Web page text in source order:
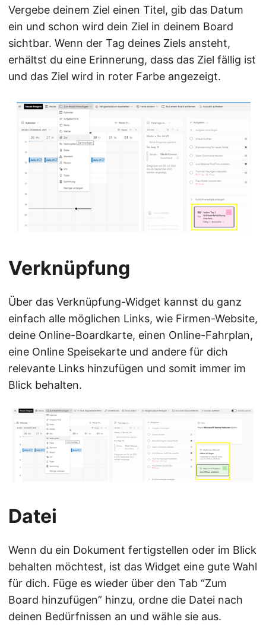
Vergebe deinem Ziel einen Titel, gib das Datum
ein und schon wird dein Ziel in deinem Board
sichtbar. Wenn der Tag deines Ziels ansteht,
erhältst du eine Erinnerung, dass das Ziel fällig ist
und das Ziel wird in roter Farbe angezeigt.
Verknüpfung
Über das Verknüpfung-Widget kannst du ganz
einfach alle möglichen Links, wie Firmen-Website,
deine Online-Boardkarte, einen Online-Fahrplan,
eine Online Speisekarte und andere für dich
relevante Links hinzufügen und somit immer im
Blick behalten.
Datei
Wenn du ein Dokument fertigstellen oder im Blick
behalten möchtest, ist das Widget eine gute Wahl
für dich. Füge es wieder über den Tab “Zum
Board hinzufügen” hinzu, ordne die Datei nach
deinen Bedürfnissen an und wähle sie aus.